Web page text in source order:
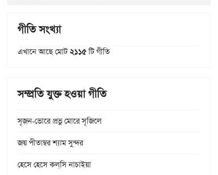
গীতি সংখ্যা
এখানে আছে মোট২১১৫টি গীতি
সম্প্রতি যুক্ত হওয়া গীতি
সৃজন-ভোরে প্রভু মোরে সৃজিলে
জয় পীতাম্বর শ্যাম সুন্দর
হেসে হেসে কল্‌সি নাচাইয়া